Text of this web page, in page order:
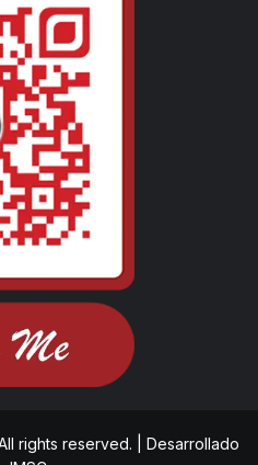
rights reserved.
Desarrollado